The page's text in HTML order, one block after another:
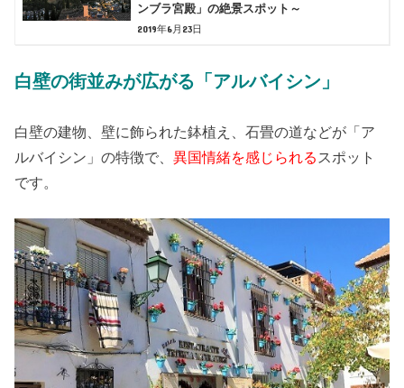
ンブラ宮殿」の絶景スポット～
2019年6月23日
白壁の街並みが広がる「アルバイシン」
白壁の建物、壁に飾られた鉢植え、石畳の道などが「ア
ルバイシン」の特徴で、異国情緒を感じられる スポット
です。